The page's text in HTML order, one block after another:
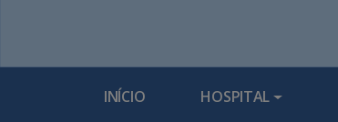
INÍCIO HOSPITAL